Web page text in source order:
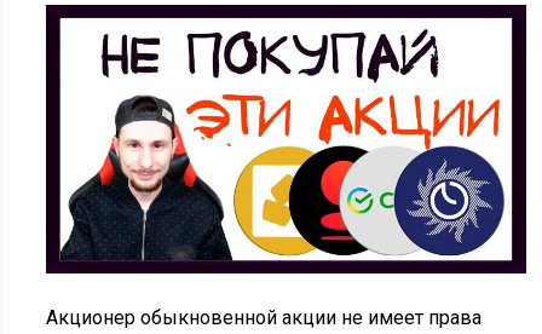
Акционер обыкновенной акции не имеет права